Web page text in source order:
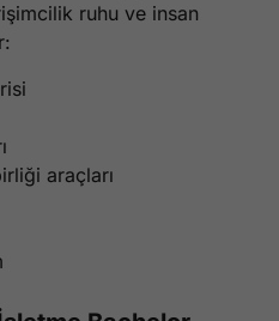
ruhu ve insan
araçları